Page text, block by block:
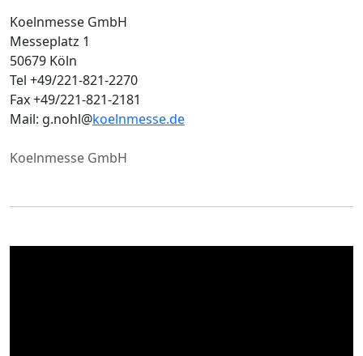
Koelnmesse GmbH
Messeplatz 1
50679 Köln
Tel +49/221-821-2270
Fax +49/221-821-2181
Mail: g.nohl@koelnmesse.de
Koelnmesse GmbH